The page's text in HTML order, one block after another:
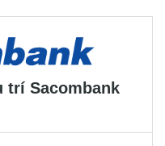
trí Sacombank